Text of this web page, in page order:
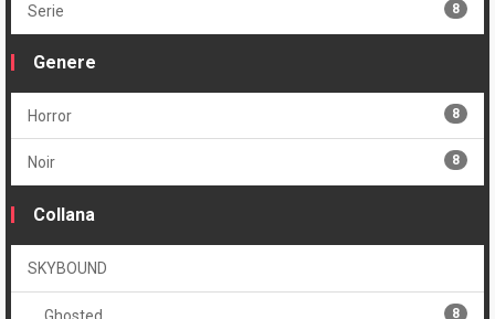
Serie 8
Genere
Horror 8
Noir 8
Collana
SKYBOUND
8